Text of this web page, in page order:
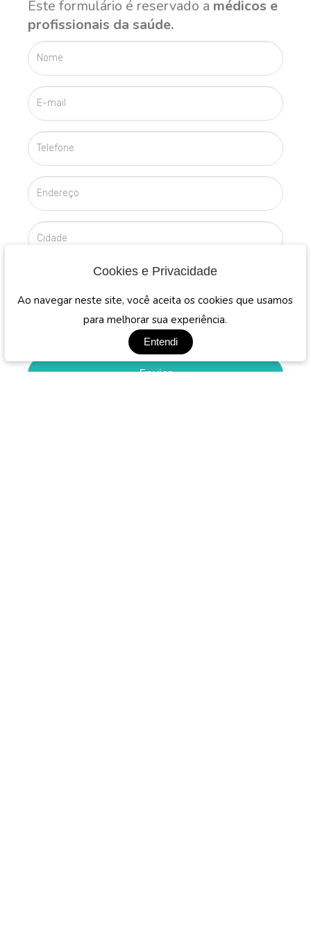
Este formulário é reservado a médicos e
profissionais da saúde.
Cookies e Privacidade
Ao navegar neste site, você aceita os cookies que usamos
para melhorar sua experiência.
Entendi